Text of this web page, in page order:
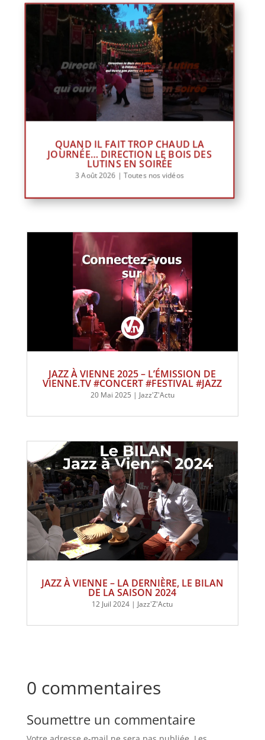
QUAND IL FAIT TROP CHAUD LA
JOURNÉE… DIRECTION LE BOIS DES
LUTINS EN SOIRÉE
3 Août 2026 | Toutes nos vidéos
JAZZ À VIENNE 2025 – L’ÉMISSION DE
VIENNE.TV #CONCERT #FESTIVAL #JAZZ
20 Mai 2025 | Jazz'Z'Actu
JAZZ À VIENNE – LA DERNIÈRE, LE BILAN
DE LA SAISON 2024
12 Juil 2024 | Jazz'Z'Actu
0 commentaires
Soumettre un commentaire